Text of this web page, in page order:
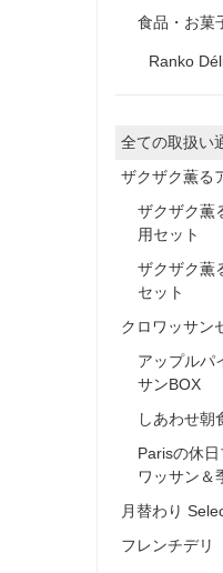
食品・お菓
Ranko
全ての取扱い
ザクザク薫る
ザクザク薫
用セット
ザクザク薫
セット
クロワッサン
アップルパ
サンBOX
しあわせ朝
Parisの休
ワッサン＆
月替わり
フレンチデリ